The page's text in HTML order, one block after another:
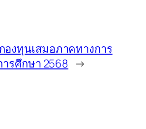
งทุนเสมอภาคทางการ
รศึกษา 2568 →